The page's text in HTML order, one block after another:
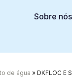
Sobre nós
de água » DKFLOC E